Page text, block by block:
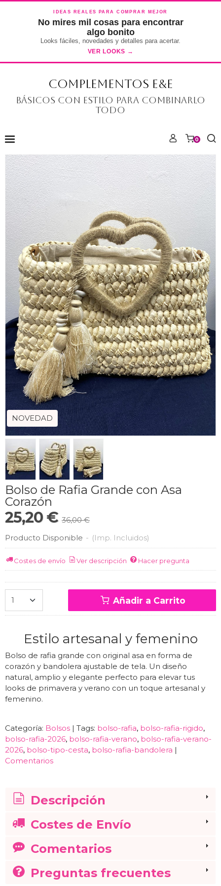
IDEAS REALES PARA COMPRAR MEJOR
No mires mil cosas para encontrar
algo bonito
Looks fáciles, novedades y detalles para acertar.
VER LOOKS →
COMPLEMENTOS E&E
Básicos con estilo para combinarlo
todo
0
NOVEDAD
Bolso de Rafia Grande con Asa
Corazón
25,20 € 36,00 €
Producto Disponible - (Imp. Incluidos)
Costes de envío Ver descripción Hacer pregunta
Añadir a Carrito
Estilo artesanal y femenino
Bolso de rafia grande con original asa en forma de
corazón y bandolera ajustable de tela. Un diseño
natural, amplio y elegante perfecto para elevar tus
looks de primavera y verano con un toque artesanal y
femenino.
Categoría: Bolsos | Tags: bolso-rafia bolso-rafia-rigido
bolso-rafia-2026 bolso-rafia-verano bolso-rafia-verano-
2026 bolso-tipo-cesta bolso-rafia-bandolera |
Comentarios
Descripción
Costes de Envío
Comentarios
Preguntas frecuentes